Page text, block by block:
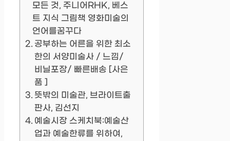
모든 것, 주니어RHK, 베스
트 지식 그림책 영화미술의
언어를꿈꾸다
공부하는 어른을 위한 최소
한의 서양미술사 / 느낌/
비닐포장/ 빠른배송 [사은
품 ]
뜻밖의 미술관, 브라이트출
판사, 김선지
예술시장 스케치북:예술산
업과 예술한류를 위하여,